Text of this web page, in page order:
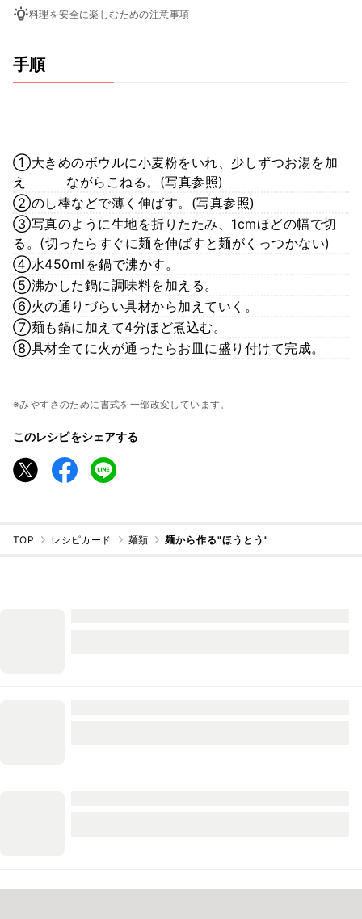
料理を安全に楽しむための注意事項
手順
①大きめのボウルに小麦粉をいれ、少しずつお湯を加
え ながらこねる。(写真参照)
②のし棒などで薄く伸ばす。(写真参照)
③写真のように生地を折りたたみ、1cmほどの幅で切
る。(切ったらすぐに麺を伸ばすと麺がくっつかない)
④水450mlを鍋で沸かす。
⑤沸かした鍋に調味料を加える。
⑥火の通りづらい具材から加えていく。
⑦麺も鍋に加えて4分ほど煮込む。
⑧具材全てに火が通ったらお皿に盛り付けて完成。
※みやすさのために書式を一部改変しています。
このレシピをシェアする
TOP レシピカード 麺類 麺から作る"ほうとう"